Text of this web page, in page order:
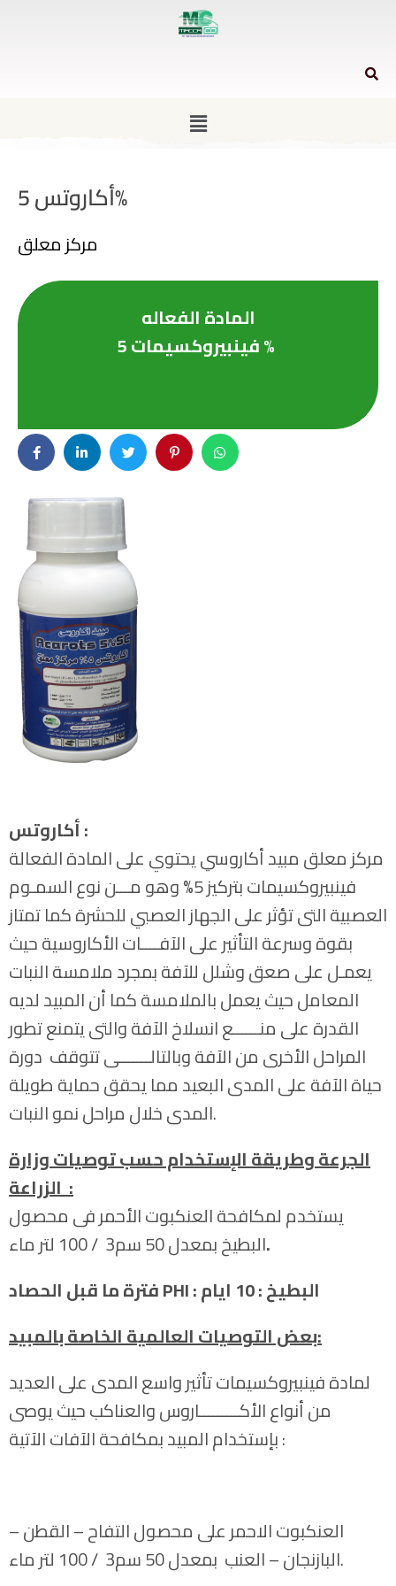
أكاروتس 5%
مركز معلق
المادة الفعاله
فينبيروكسيمات 5 %
أكاروتس :
مركز معلق مبيد أكاروسي يحتوي على المادة الفعالة
فينبيروكسيمات بتركيز 5% وهو مـــن نوع السمـوم
العصبية التى تؤثر على الجهاز العصبي للحشرة كما تمتاز
بقوة وسرعة التأثير على الآفــــات الأكاروسية حيث
يعمـل على صعق وشلل للآفة بمجرد ملامسة النبات
المعامل حيث يعمل بالملامسة كما أن المبيد لديه
القدرة على منــــــع انسلاخ الآفة والتى يتمنع تطور
المراحل الأخرى من الآفة وبالتالـــــــى تتوقف دورة
حياة الآفة على المدى البعيد مما يحقق حماية طويلة
المدى خلال مراحل نمو النبات.
الجرعة وطريقة الإستخدام حسب توصيات وزارة
الزراعة :
يستخدم لمكافحة العنكبوت الأحمر فى محصول
البطيخ بمعدل 50 سم3 / 100 لتر ماء.
PHI
: البطيخ : 10 ايام
بعض التوصيات العالمية الخاصة بالمبيد:
لمادة فينبيروكسيمات تأثير واسع المدى على العديد
من أنواع الأكـــــــــاروس والعناكب حيث يوصى
بإستخدام المبيد بمكافحة الآفات الآتية :
العنكبوت الاحمر على محصول التفاح – القطن –
البازنجان – العنب بمعدل 50 سم3 / 100 لتر ماء.